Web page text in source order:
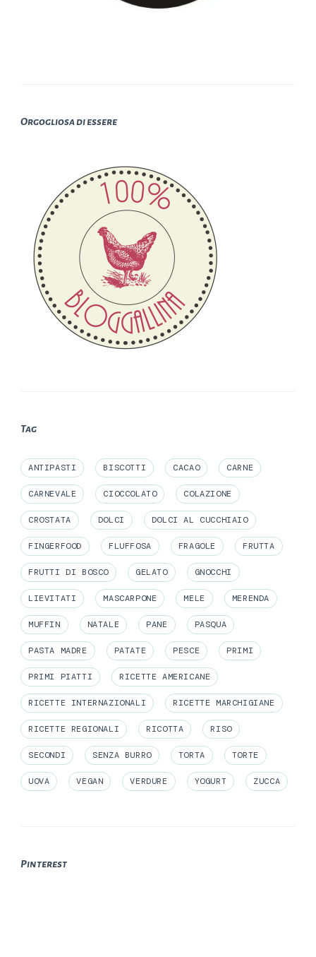
Orgogliosa di essere
Tag
ANTIPASTI BISCOTTI CACAO CARNE
CARNEVALE CIOCCOLATO COLAZIONE
CROSTATA DOLCI DOLCI AL CUCCHIAIO
FINGERFOOD FLUFFOSA FRAGOLE FRUTTA
FRUTTI DI BOSCO GELATO GNOCCHI
LIEVITATI MASCARPONE MELE MERENDA
MUFFIN NATALE PANE PASQUA
PASTA MADRE PATATE PESCE PRIMI
PRIMI PIATTI RICETTE AMERICANE
RICETTE INTERNAZIONALI RICETTE MARCHIGIANE
RICETTE REGIONALI RICOTTA RISO
SECONDI SENZA BURRO TORTA TORTE
UOVA VEGAN VERDURE YOGURT ZUCCA
Pinterest